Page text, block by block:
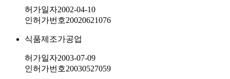
허가일자2002-04-10
인허가번호20020621076
식품제조가공업
허가일자2003-07-09
인허가번호20030527059